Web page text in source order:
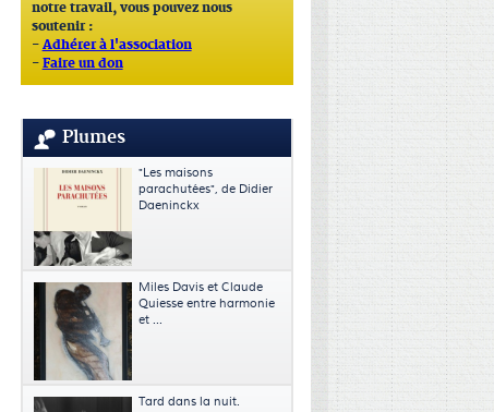
notre travail, vous pouvez nous
soutenir :
- Adhérer à l'association
- Faire un don
Plumes
"Les maisons
parachutées", de Didier
Daeninckx
Miles Davis et Claude
Quiesse entre harmonie
et ...
Tard dans la nuit.